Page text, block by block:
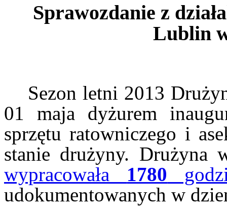
Sprawozdanie z
Lublin
Sezon letni 2013
01 maja dyżurem
sprzętu ratowniczego i
stanie drużyny. Drużyna
wypracowała 1780
udokumentowanych w